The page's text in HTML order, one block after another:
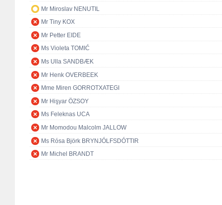
Mr Miroslav NENUTIL
Mr Tiny KOX
Mr Petter EIDE
Ms Violeta TOMIĆ
Ms Ulla SANDBÆK
Mr Henk OVERBEEK
Mme Miren GORROTXATEGI
Mr Hişyar ÖZSOY
Ms Feleknas UCA
Mr Momodou Malcolm JALLOW
Ms Rósa Björk BRYNJÓLFSDÓTTIR
Mr Michel BRANDT